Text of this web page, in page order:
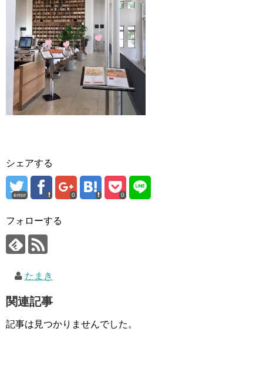
シェアする
error 0 0
フォローする
たまき
関連記事
記事は見つかりませんでした。